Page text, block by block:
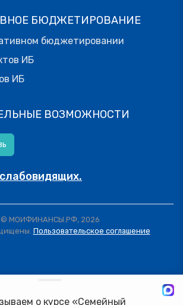
БЮДЖЕТИРОВАНИЕ
бюджетировании
ИБ
ИБ
ВОЗМОЖНОСТИ
© МОИФИНАНСЫ.РФ, 2026
Пользовательское соглашение
о курсе «Семейный